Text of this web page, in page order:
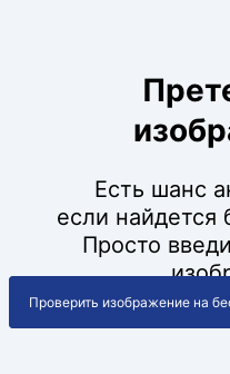
Есть шанс
если найдется
Просто
Проверить изображение на